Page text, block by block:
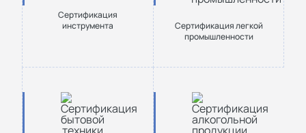
Сертификация
инструмента
Сертификация легкой
промышленности